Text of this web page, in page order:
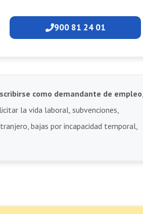
900 81 24 01
como demandante de empleo,
la vida laboral, subvenciones,
bajas por incapacidad temporal,